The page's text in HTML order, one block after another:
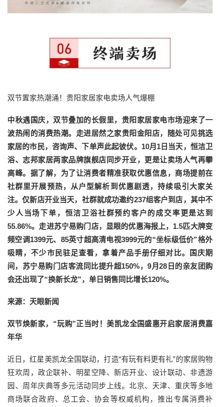
双节置家热潮涌！贵阳家居家电卖场人气爆棚
中秋遇国庆，双节叠加的长假里，贵阳家居家电市场迎来了一
波热闹的消费热潮。走进居然之家贵阳金阳店，随处可见挑选
家居的市民，咨询声、下单声此起彼伏。10月1日当天，恒洁卫
浴、志邦家居两家品牌旗舰店同步开业，更是让卖场人气再攀
高峰。据了解，为了让消费者精准获取优惠信息，商场提前在
社群里开展预热，从户型解析到优惠剧透，持续吸引大家关
注。仅新店开业当天，社群就成功邀约237组客户到店，其中不
少人当场下单，恒洁卫浴社群预约客户的成交率更是达到
55.86%。走进苏宁易购门店，显眼的优惠海报上，1.5匹大牌变
频空调1399元、85英寸超高清电视3999元的“坐标级低价”格外
吸睛，不少市民驻足查看，拿着产品手册仔细对比。国庆期
间，苏宁易购门店客流同比提升超150%，9月28日的亲友团购
会还出现了“换新长龙”，单日销售同比增长120%。
来源：天眼新闻
双节焕新家，“玩购”正当时！美凯龙全国盛惠开启家居消费嘉
年华
近日，红星美凯龙全国联动，打造“有玩有料更有礼”的家居购物
狂欢周，政企联补、明星空降、新店开业、设计联动、非遗游
园、周年庆典等多元活动同步上线。北京、天津、重庆等多地
商场联合政府、总工会、协会等权威机构，推出专属消费补